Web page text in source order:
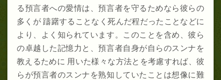
る預言者への愛情は、預言者を守るためなら彼らの
多くが 躊躇することなく死んだ程だったことなどに
より、よく知られています。このことを含め、彼ら
の卓越した記憶力と、預言者自身が自らのスンナを
教えるために 用いた様々な方法とを考慮すれば、彼
らが預言者のスンナを熟知していたことは想像に難